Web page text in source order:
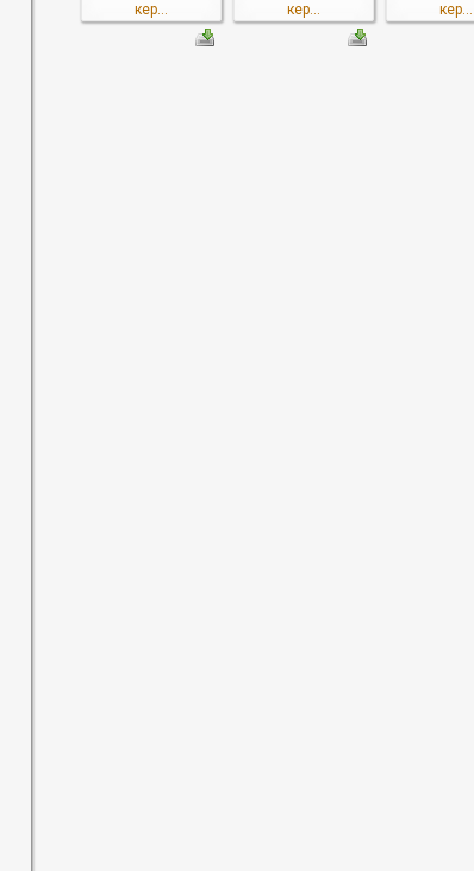
кер...
кер...
кер...